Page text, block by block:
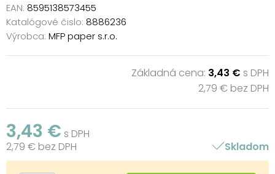
EAN: 8595138573455
Katalógové čislo: 8886236
Výrobca: MFP paper s.r.o.
Základná cena: 3,43 € s DPH
2,79 € bez DPH
3,43 € s DPH
2,79 € bez DPH
Skladom